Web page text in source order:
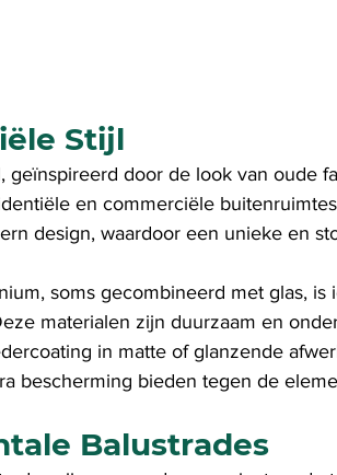
Stijl
geïnspireerd door de look van oude
en commerciële
design, waardoor een unieke en
soms gecombineerd met glas,
materialen zijn duurzaam en
in matte of glanzende
bescherming bieden tegen de
Balustrades